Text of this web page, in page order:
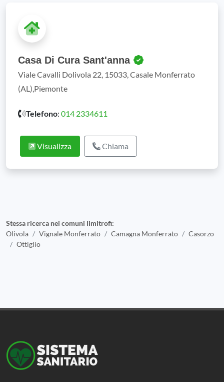
Casa Di Cura Sant'anna
Viale Cavalli Dolivola 22, 15033, Casale Monferrato
(AL),Piemonte
Telefono: 014 2334611
Visualizza Chiama
Stessa ricerca nei comuni limitrofi:
Olivola
Vignale Monferrato Camagna Monferrato
Casorzo
Ottiglio